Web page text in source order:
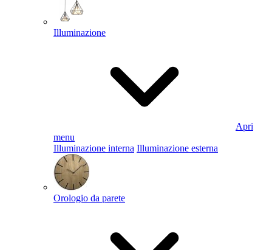
Illuminazione
Apri
menu
Illuminazione interna Illuminazione esterna
Orologio da parete